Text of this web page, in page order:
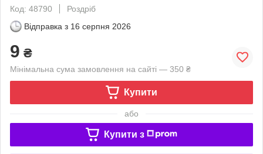
Код: 48790
Роздріб
Відправка з 16 серпня 2026
9 ₴
Мінімальна сума замовлення на сайті — 350 ₴
Купити
або
Купити з